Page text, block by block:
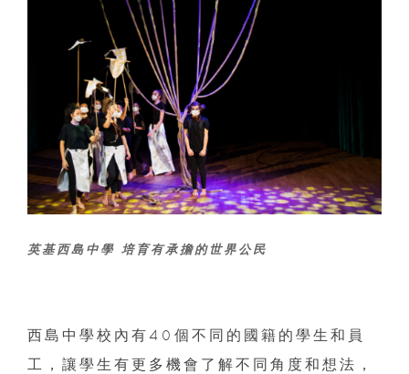
英基西島中學 培育有承擔的世界公民
西島中學校內有40個不同的國籍的學生和員
工，讓學生有更多機會了解不同角度和想法，